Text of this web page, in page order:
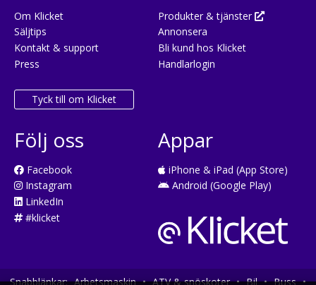
Om Klicket
Säljtips
Kontakt & support
Press
Tyck till om Klicket
Produkter & tjänster
Annonsera
Bli kund hos Klicket
Handlarlogin
Följ oss
Facebook
Instagram
LinkedIn
#klicket
Appar
iPhone & iPad (App Store)
Android (Google Play)
Snabblänkar: Arbetsmaskin • ATV & snöskoter • Bil • Buss •